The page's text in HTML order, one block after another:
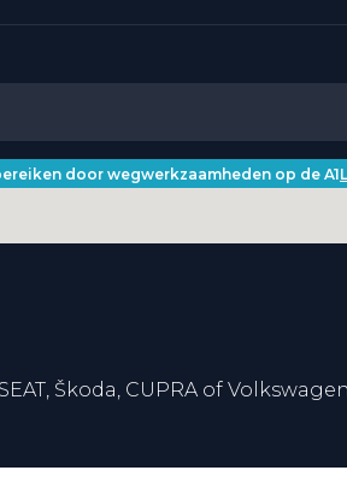
door wegwerkzaamheden op de A1
Škoda, CUPRA of